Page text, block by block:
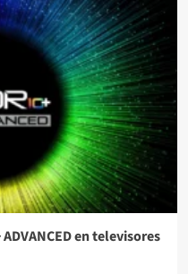
en televisores